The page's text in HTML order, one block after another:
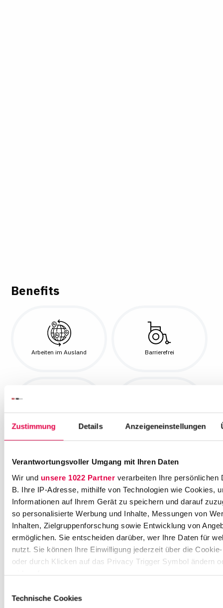
Zustimmung Details Anzeigeneinstellungen
Verantwortungsvoller Umgang mit Ihren Daten
Wir und unsere 1022 Partnerverarbeiten Ihre persönlichen
B. Ihre IP-Adresse, mithilfe von Technologien wie Cookies,
Informationen auf Ihrem Gerät zu speichern und darauf
so personalisierte Werbung und Inhalte, Messungen von
Inhalten, Zielgruppenforschung sowie Entwicklung von
ermöglichen. Sie entscheiden darüber, wer Ihre Daten für
nutzt. Sie können Ihre Einwilligung jederzeit über die
oder durch Klicken auf das Privacy Trigger Symbol ändern
Wenn Sie es erlauben, würden wir auch gerne:
Technische Cookies
Benefits
Arbeiten im Ausland Barrierefrei
Betriebliche Altersvorsorge Diensthandy
Diversity- /
Frauenförderung
Flexible Arbeitszeiten
Fortbildungen Freie Getränke & Snacks